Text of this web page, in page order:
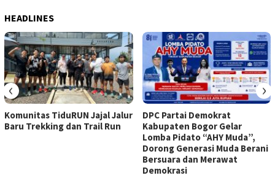
HEADLINES
Komunitas TiduRUN Jajal Jalur
Baru Trekking dan Trail Run
DPC Partai Demokrat
Kabupaten Bogor Gelar
Lomba Pidato “AHY Muda”,
Dorong Generasi Muda Berani
Bersuara dan Merawat
Demokrasi
‹ ›